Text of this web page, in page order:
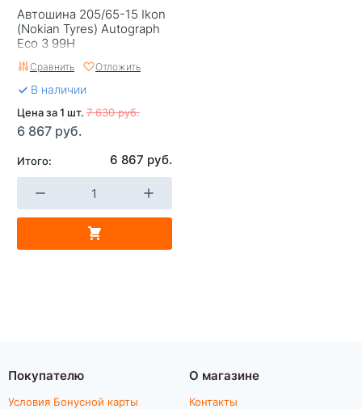
Страна изготовителя
Автошина 205/65-15 Ikon
(Nokian Tyrеs) Autograph
Eco 3 99H
Сравнить Отложить
В наличии
Цена за 1 шт. 7 630 руб.
6 867 руб.
Итого: 6 867 руб.
Покупателю
Условия Бонусной карты
О магазине
Контакты